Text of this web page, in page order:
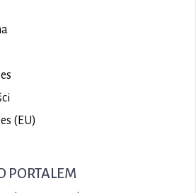
(EU)
PORTALEM